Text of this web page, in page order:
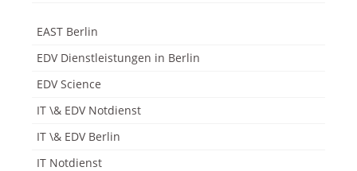
EAST Berlin
EDV Dienstleistungen in Berlin
EDV Science
IT \& EDV Notdienst
IT \& EDV Berlin
IT Notdienst